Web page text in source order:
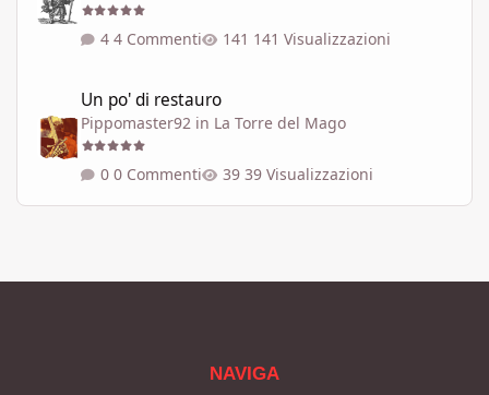
4 Commenti 141 Visualizzazioni
Un po' di restauro
Pippomaster92 in La Torre del Mago
0 Commenti 39 Visualizzazioni
NAVIGA